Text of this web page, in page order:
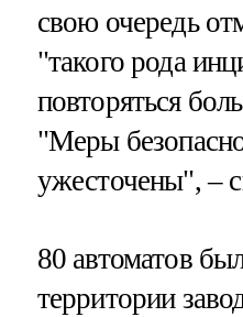
свою очередь
"такого рода
повторяться
"Меры
ужесточены", –
80 автоматов
территории